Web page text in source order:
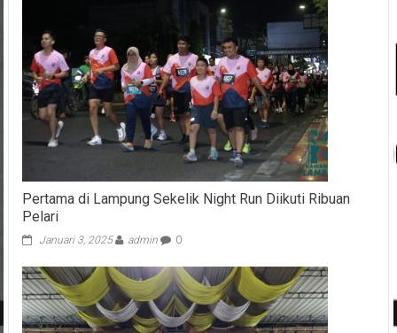
Pertama di Lampung Sekelik Night Run Diikuti Ribuan
Pelari
Januari 3, 2025 admin 0